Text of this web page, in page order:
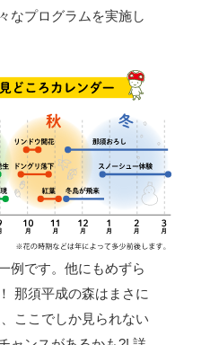
なプログラムを実施し
例です。他にもめずら
那須平成の森はまさに
ここでしか見られない